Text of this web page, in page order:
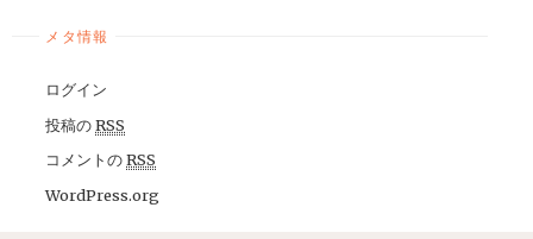
メタ情報
ログイン
投稿のRSS
コメントのRSS
WordPress.org